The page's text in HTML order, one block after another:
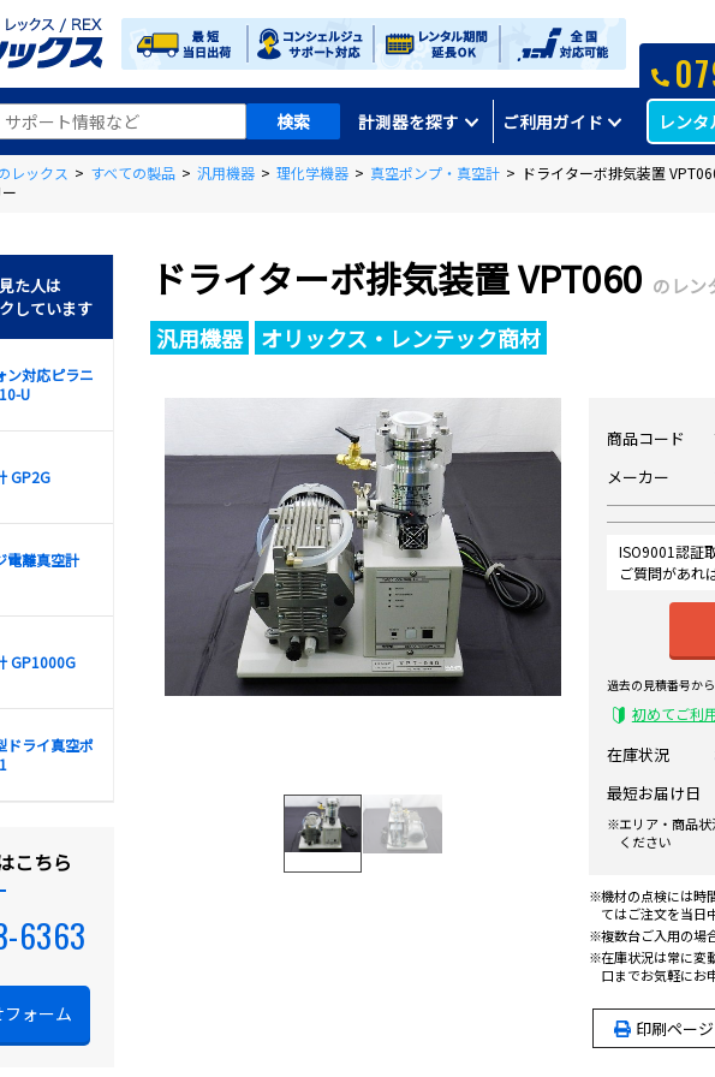
計測器を探す ご利用ガイド レン
レックス > すべての製品 > 汎用機器 > 理化学機器 > 真空ポンプ・真空計 > ドライターボ排気装置
ドライターボ排気装置 VPT060 のレン
汎用機器 オリックス・レンテック商材
商品コード
メーカー
ISO9001認証
ご質問があれ
過去の見積番号か
初めてご利
在庫状況
最短お届け日
エリア・商品
ください
機材の点検には時
てはご注文を当日
複数台ご入用の場
在庫状況は常に変
口までお気軽にお
印刷ページ
た人は
しています
ン対応ピラニ
U
GP2G
電離真空計
GP1000G
ドライ真空ポ
こちら
6363
ォーム